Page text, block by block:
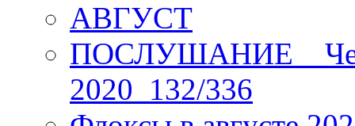
АВГУСТ
ПОСЛУШАНИЕ _
2020_132/336